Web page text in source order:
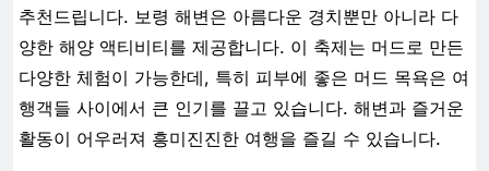
추천드립니다. 보령 해변은 아름다운 경치뿐만 아니라 다
양한 해양 액티비티를 제공합니다. 이 축제는 머드로 만든
다양한 체험이 가능한데, 특히 피부에 좋은 머드 목욕은 여
행객들 사이에서 큰 인기를 끌고 있습니다. 해변과 즐거운
활동이 어우러져 흥미진진한 여행을 즐길 수 있습니다.